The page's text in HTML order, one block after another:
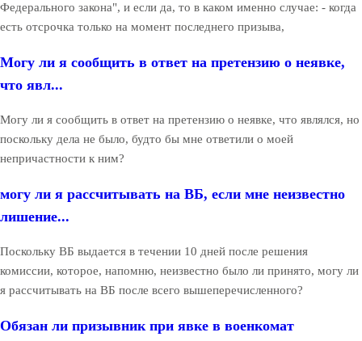
Федерального закона", и если да, то в каком именно случае: - когда
есть отсрочка только на момент последнего призыва,
Могу ли я сообщить в ответ на претензию о неявке,
что явл...
Могу ли я сообщить в ответ на претензию о неявке, что являлся, но
поскольку дела не было, будто бы мне ответили о моей
непричастности к ним?
могу ли я рассчитывать на ВБ, если мне неизвестно
лишение...
Поскольку ВБ выдается в течении 10 дней после решения
комиссии, которое, напомню, неизвестно было ли принято, могу ли
я рассчитывать на ВБ после всего вышеперечисленного?
Обязан ли призывник при явке в военкомат